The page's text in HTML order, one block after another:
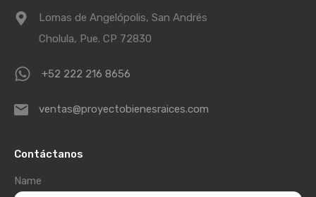
Lomas de Angelópolis, San Andrés
Cholula, Pue. CP 72830
+52 222 216 8656
ventas@proyectobienesraices.com
Contáctanos
Name